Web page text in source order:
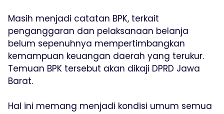
Masih menjadi catatan BPK, terkait
penganggaran dan pelaksanaan belanja
belum sepenuhnya mempertimbangkan
kemampuan keuangan daerah yang terukur.
Temuan BPK tersebut akan dikaji DPRD Jawa
Barat.
Hal ini memang menjadi kondisi umum semua